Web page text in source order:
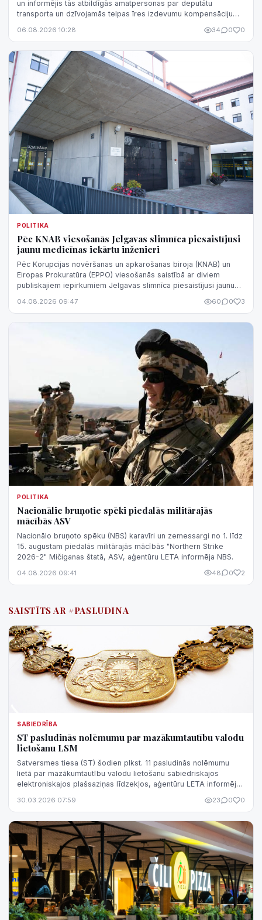
un informējis tās atbildīgās amatpersonas par deputātu
transporta un dzīvojamās telpas īres izdevumu kompensāciju
kompensāciju sistēmu izmantot negodprātīgi.
06.08.2026 10:28 34 0 0
POLITIKA
Pēc KNAB viesošanās Jelgavas slimnīca piesaistījusi
jaunu medicīnas iekārtu inženieri
Pēc Korupcijas novēršanas un apkarošanas biroja (KNAB) un
Eiropas Prokuratūra (EPPO) viesošanās saistībā ar diviem
publiskajiem iepirkumiem Jelgavas slimnīca piesaistījusi jaunu
04.08.2026 09:47 60 0 3
POLITIKA
Nacionālie bruņotie spēki piedalās militārajās
mācībās ASV
Nacionālo bruņoto spēku (NBS) karavīri un zemessargi no 1. līdz
15. augustam piedalās militārajās mācībās "Northern Strike
2026-2" Mičiganas štatā, ASV, aģentūru LETA informēja NBS.
04.08.2026 09:41 48 0 2
SAISTĪTS AR #PASLUDINA
SABIEDRĪBA
ST pasludinās nolēmumu par mazākumtautību valodu
lietošanu LSM
Satversmes tiesa (ST) šodien plkst. 11 pasludinās nolēmumu
lietā par mazākumtautību valodu lietošanu sabiedriskajos
elektroniskajos plašsaziņas līdzekļos, aģentūru LETA informēja
30.03.2026 07:59 23 0 0